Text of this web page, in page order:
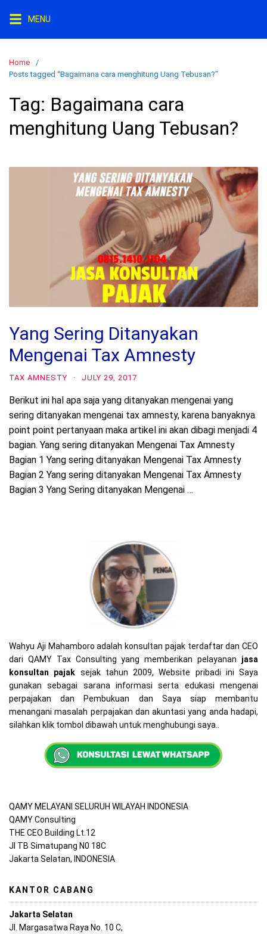
i
MENU
Home
Posts tagged “Bagaimana cara menghitung Uang Tebusan?”
Tag: Bagaimana cara
menghitung Uang Tebusan?
Yang Sering Ditanyakan
Mengenai Tax Amnesty
TAX AMNESTY · JULY 29, 2017
Berikut ini hal apa saja yang ditanyakan mengenai yang
sering ditanyakan mengenai tax amnesty, karena banyaknya
point point pertanyaan maka artikel ini akan dibagi menjadi 4
bagian. Yang sering ditanyakan Mengenai Tax Amnesty
Bagian 1 Yang sering ditanyakan Mengenai Tax Amnesty
Bagian 2 Yang sering ditanyakan Mengenai Tax Amnesty
Bagian 3 Yang Sering ditanyakan Mengenai …
Wahyu Aji Mahamboro adalah konsultan pajak terdaftar dan CEO
dari QAMY Tax Consulting yang memberikan pelayanan jasa
konsultan pajak sejak tahun 2009, Website pribadi ini Saya
gunakan sebagai sarana informasi serta edukasi mengenai
perpajakan dan Pembukuan dan Saya siap membantu
menangani masalah perpajakan dan akuntasi yang anda hadapi,
silahkan klik tombol dibawah untuk menghubungi saya..
QAMY MELAYANI SELURUH WILAYAH INDONESIA
QAMY Consulting
THE CEO Building Lt.12
Jl TB Simatupang N0 18C
Jakarta Selatan, INDONESIA
KANTOR CABANG
Jakarta Selatan
Jl. Margasatwa Raya No. 10 C,